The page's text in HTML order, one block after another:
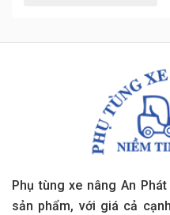
Phụ tùng xe nâng An
sản phẩm, với giá cả